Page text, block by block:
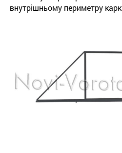
внутрішньому периметру